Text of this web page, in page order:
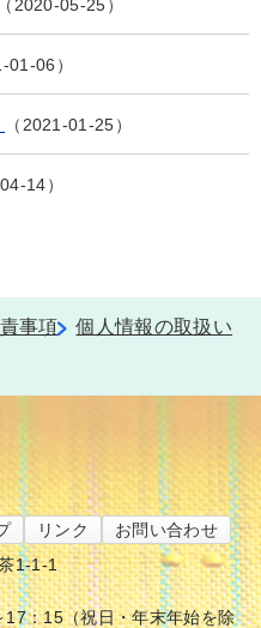
2020-05-25
01-06
2021-01-25
14
事項
個人情報の取扱い
リンク
お問い合わせ
1-1-1
：15（祝日・年末年始を除